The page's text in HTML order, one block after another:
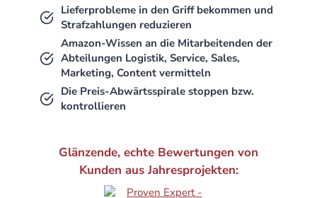
Lieferprobleme in den Griff bekommen und
Strafzahlungen reduzieren
Amazon-Wissen an die Mitarbeitenden der
Abteilungen Logistik, Service, Sales,
Marketing, Content vermitteln
Die Preis-Abwärtsspirale stoppen bzw.
kontrollieren
Glänzende, echte Bewertungen von
Kunden aus Jahresprojekten: